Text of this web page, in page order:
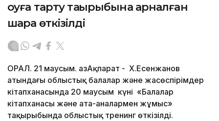
оқуға тарту тақырыбына арналған
шара өткізілді
ОРАЛ. 21 маусым. ҚазАқпарат - Х.Есенжанов
атындағы облыстық балалар және жасөспірімдер
кітапханасында 20 маусым күні «Балалар
кітапханасы және ата-аналармен жұмыс»
тақырыбында облыстық тренинг өткізілді.